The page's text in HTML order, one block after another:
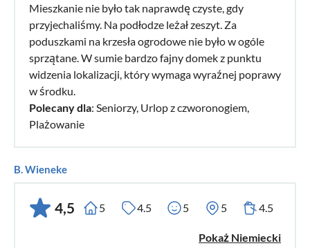
Mieszkanie nie było tak naprawdę czyste, gdy
przyjechaliśmy. Na podłodze leżał zeszyt. Za
poduszkami na krzesła ogrodowe nie było w ogóle
sprzątane. W sumie bardzo fajny domek z punktu
widzenia lokalizacji, który wymaga wyraźnej poprawy
w środku.
Polecany dla: Seniorzy, Urlop z czworonogiem,
Plażowanie
B. Wieneke
4,5 5 4.5 5 5 4.5
Pokaż Niemiecki